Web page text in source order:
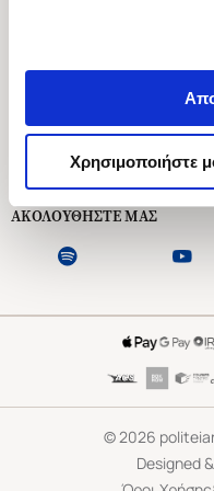
Χρησιμοποιήστε
Δευτέρα -
Εξυπηρέτηση Πελατών
ΑΚΟΛΟΥΘΗΣΤΕ ΜΑΣ
©2026
Designed